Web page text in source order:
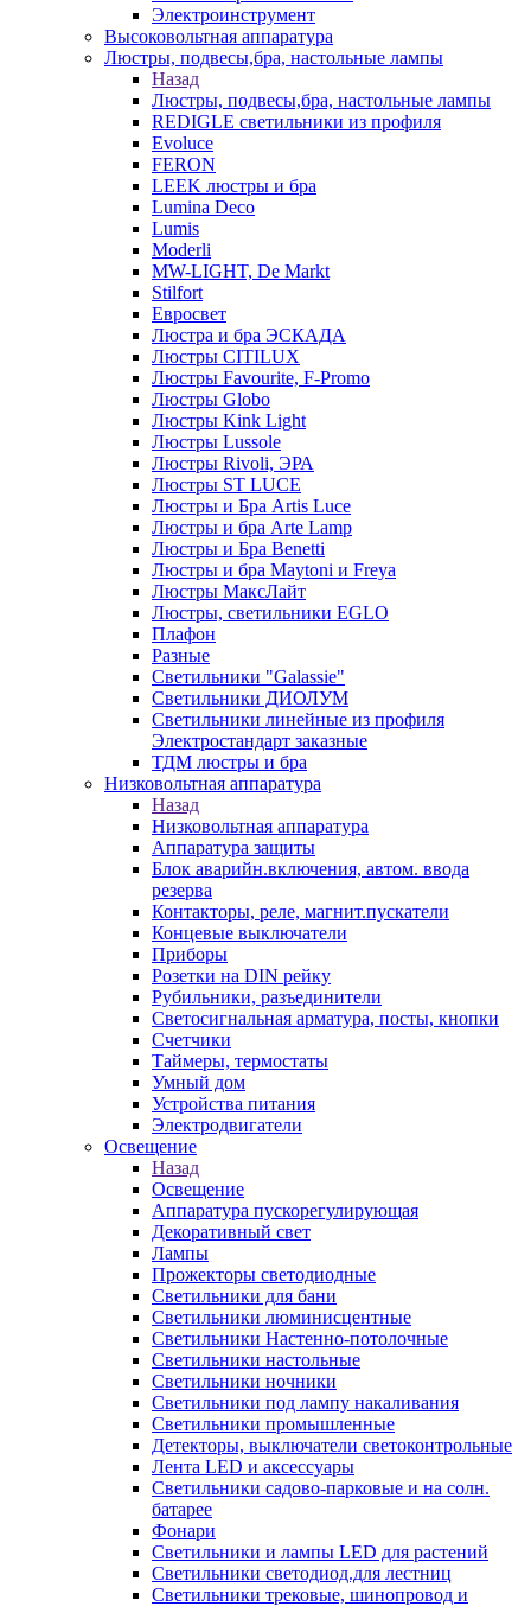
Электроинструмент
Высоковольтная аппаратура
Люстры, подвесы,бра, настольные лампы
Назад
Люстры, подвесы,бра, настольные лампы
REDIGLE светильники из профиля
Evoluce
FERON
LEEK люстры и бра
Lumina Deco
Lumis
Moderli
MW-LIGHT, De Markt
Stilfort
Евросвет
Люстра и бра ЭСКАДА
Люстры CITILUX
Люстры Favourite, F-Promo
Люстры Globo
Люстры Kink Light
Люстры Lussole
Люстры Rivoli, ЭРА
Люстры ST LUCE
Люстры и Бра Artis Luce
Люстры и бра Arte Lamp
Люстры и Бра Benetti
Люстры и бра Maytoni и Freya
Люстры МаксЛайт
Люстры, светильники EGLO
Плафон
Разные
Светильники "Galassie"
Светильники ДИОЛУМ
Светильники линейные из профиля
Электростандарт заказные
ТДМ люстры и бра
Низковольтная аппаратура
Назад
Низковольтная аппаратура
Аппаратура защиты
Блок аварийн.включения, автом. ввода
резерва
Контакторы, реле, магнит.пускатели
Концевые выключатели
Приборы
Розетки на DIN рейку
Рубильники, разъединители
Светосигнальная арматура, посты, кнопки
Счетчики
Таймеры, термостаты
Умный дом
Устройства питания
Электродвигатели
Освещение
Назад
Освещение
Аппаратура пускорегулирующая
Декоративный свет
Лампы
Прожекторы светодиодные
Светильники для бани
Светильники люминисцентные
Светильники Настенно-потолочные
Светильники настольные
Светильники ночники
Светильники под лампу накаливания
Светильники промышленные
Детекторы, выключатели светоконтрольные
Лента LED и аксессуары
Светильники садово-парковые и на солн.
батарее
Фонари
Светильники и лампы LED для растений
Светильники светодиод.для лестниц
Светильники трековые, шинопровод и